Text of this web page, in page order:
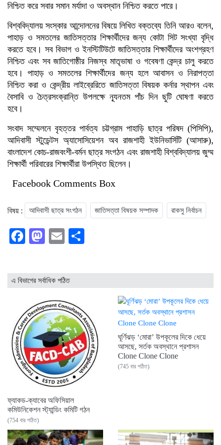
নিশ্চিত করে সবার সমান মর্যাদা ও অবস্থান নিশ্চিত করতে পারে।
বিশ্ববিদ্যালয় সংস্কার আন্দোলনের বিষয়ে লিখিত বক্তব্যে তিনি আরও বলেন,
পাহাড় ও সমতলের জাতিসত্তার শিক্ষার্থীদের জন্য কোটা সিট সংখ্যা বৃদ্ধি
করতে হবে। সব বিভাগ ও ইনস্টিটিউটে জাতিসত্তার শিক্ষার্থীদের অংশগ্রহণ
নিশ্চিত এবং সব জাতিগোষ্ঠীর নিজস্ব মাতৃভাষা ও গবেষণা কেন্দ্র চালু করতে
হবে। পাহাড় ও সমতলের শিক্ষার্থীদের জন্য হলে আবাসন ও নিরাপত্তা
নিশ্চিত করা ও কেন্দ্রীয় লাইব্রেরিতে জাতিসত্তা বিষয়ক কর্নার স্থাপন এবং
বৈসাবি ও চৈত্রসংক্রান্তি উপলক্ষে ন্যূনতম পাঁচ দিন ছুটি ঘোষণা করতে
হবে।
সংবাদ সম্মেলনে বৃহত্তর পার্বত্য চট্টগ্রাম পাহাড়ি ছাত্র পরিষদ (পিসিপি),
আদিবাসী স্টুডেন্টস অ্যাসোসিয়েশন অব রাজশাহী ইউনিভার্সিটি (আসারু),
বাংলাদেশ কোচ-রাজবংশী-বর্মন ছাত্র সংগঠন এবং রাজশাহী বিশ্ববিদ্যালয় জুম্ম
শিক্ষার্থী পরিবারের শিক্ষার্থীরা উপস্থিত ছিলেন।
Facebook Comments Box
বিষয় : আদিবাসী ছাত্র সংগঠন জাতিসত্তা বিষয়ক সম্পাদক রাকসু নির্বাচন
Facebook
Mastodon
Email
এ বিভাগের সর্বাধিক পঠিত
ফ্যাকড-ক্যাবের অফিসিয়াল
কমিউনিকেশন স্ট্যান্ডিং কমিটি গঠন
(754 বার পঠিত)
ঘূর্ণিঝড় ‘মোরা’ উপকূলের দিকে ধেয়ে
আসছে, সর্তক অবস্থানে প্রশাসন
Clone Clone Clone
(745 বার পঠিত)